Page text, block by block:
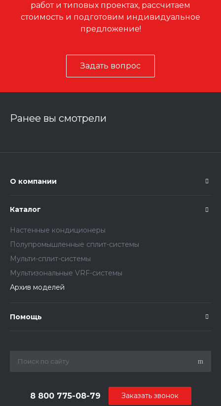
работ и типовых проектах, рассчитаем
стоимость и подготовим индивидуальное
предложение!
Задать вопрос
Ранее вы смотрели
О компании
Каталог
Настенные кондиционеры
Полупромышленные сплит-системы
Мульти-сплит-системы
Мультизональные VRF-системы
Архив моделей
Помощь
8 800 775-08-79 Заказать звонок